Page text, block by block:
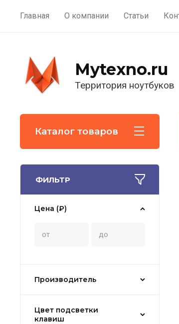
Главная О компании Статьи
Mytexno.ru
Территория ноутбуков
Каталог товаров
ФИЛЬТР
Цена (₽)
Производитель
Цвет подсветки
клавиш